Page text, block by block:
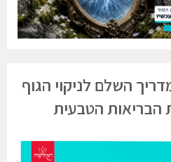
השלם לניקוי הגוף
הבריאות הטבעית